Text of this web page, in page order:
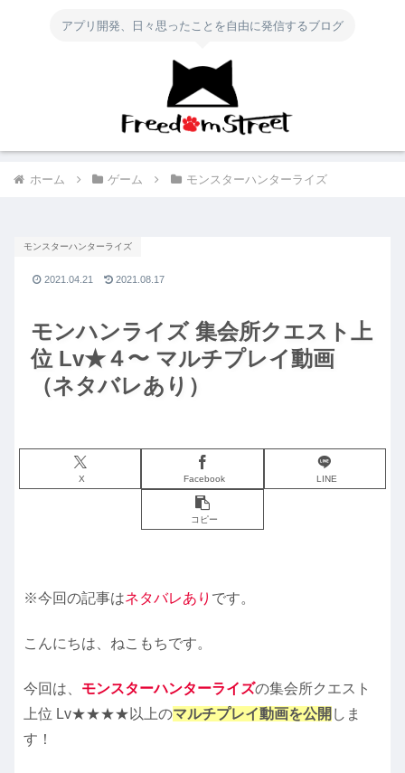
アプリ開発、日々思ったことを自由に発信するブログ
ホーム ゲーム モンスターハンターライズ
モンハンライズ 集会所クエスト上
位 Lv★４〜 マルチプレイ動画
（ネタバレあり）
モンスターハンターライズ
X Facebook LINE
コピー
2021.04.21 2021.08.17
※今回の記事はネタバレあり です。
こんにちは、ねこもちです。
今回は、 モンスターハンターライズの集会所クエスト
上位 Lv★★★★以上のマルチプレイ動画を公開 しま
す！